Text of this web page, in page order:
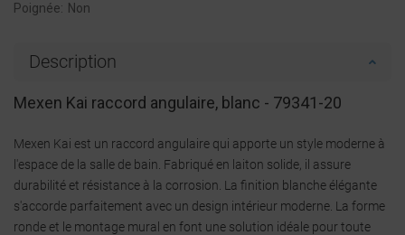
Poignée: Non
Description
Mexen Kai raccord angulaire, blanc - 79341-20
Mexen Kai est un raccord angulaire qui apporte un style moderne à
l'espace de la salle de bain. Fabriqué en laiton solide, il assure
durabilité et résistance à la corrosion. La finition blanche élégante
s'accorde parfaitement avec un design intérieur moderne. La forme
ronde et le montage mural en font une solution idéale pour toute